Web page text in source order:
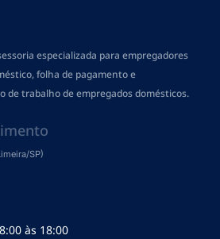
especializada para empregadores
folha de pagamentoe
de trabalho de empregados domésticos.
SP)
às 18:00